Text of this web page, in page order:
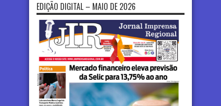
EDIÇÃO DIGITAL – MAIO DE 2026